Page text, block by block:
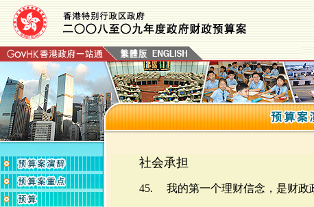
社会承担
45. 我的第一个理财信念，是财政